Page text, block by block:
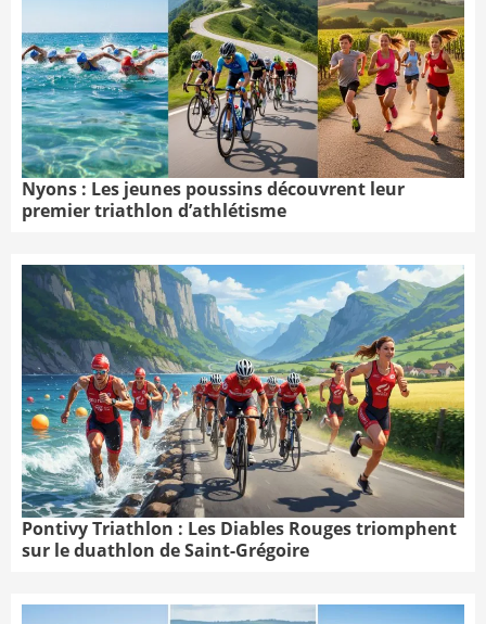
Nyons : Les jeunes poussins découvrent leur
premier triathlon d’athlétisme
Pontivy Triathlon : Les Diables Rouges triomphent
sur le duathlon de Saint-Grégoire